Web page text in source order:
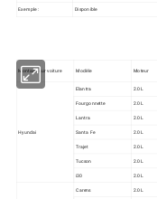
Exemple : Disponible
Montage sur voiture Modèle Moteur
Hyundai
Elantra 2.0L
Fourgonnette 2.0L
Lantra 2.0L
Santa Fe 2.0L
Trajet 2.0L
Tucson 2.0L
i30 2.0L
Carens 2.0L